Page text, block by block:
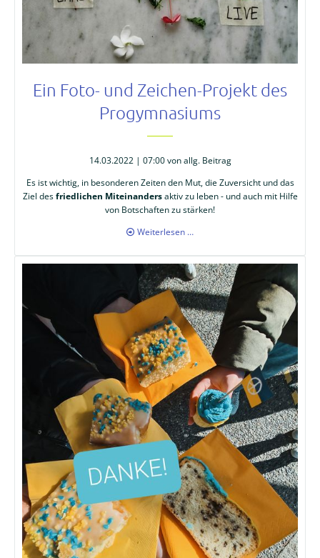
Ein Foto- und Zeichen-Projekt des
Progymnasiums
14.03.2022 | 07:00von allg. Beitrag
Es ist wichtig, in besonderen Zeiten den Mut, die Zuversicht und das
Ziel desfriedlichen Miteinandersaktiv zu leben - und auch mit Hilfe
von Botschaften zu stärken!
Weiterlesen …Ein
und
Zeichen-
Projekt
des
Progymnasiums